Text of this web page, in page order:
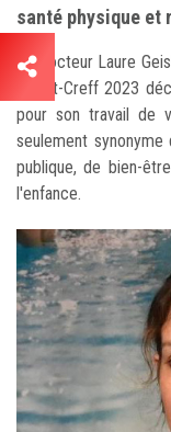
santé physique et
Le docteur Laure
Albert-Creff 2023
pour son travail de
seulement
publique, de bien-
l'enfance.